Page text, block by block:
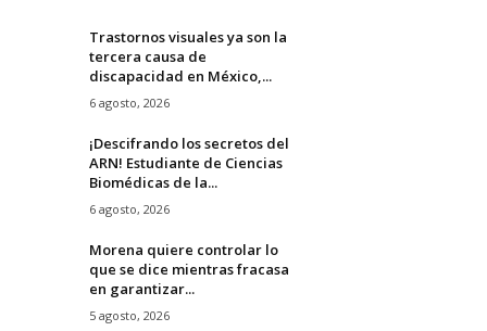
Trastornos visuales ya son la
tercera causa de
discapacidad en México,...
6 agosto, 2026
¡Descifrando los secretos del
ARN! Estudiante de Ciencias
Biomédicas de la...
6 agosto, 2026
Morena quiere controlar lo
que se dice mientras fracasa
en garantizar...
5 agosto, 2026